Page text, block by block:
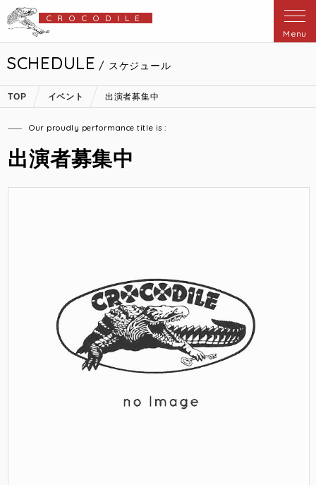
CROCODILE
Menu
SCHEDULE / スケジュール
TOP イベント 出演者募集中
Our proudly performance title is :
出演者募集中